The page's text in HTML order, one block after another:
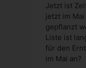
Jetzt ist
jetzt im
gepflanzt
Lis­te ist
für den
im Mai an?